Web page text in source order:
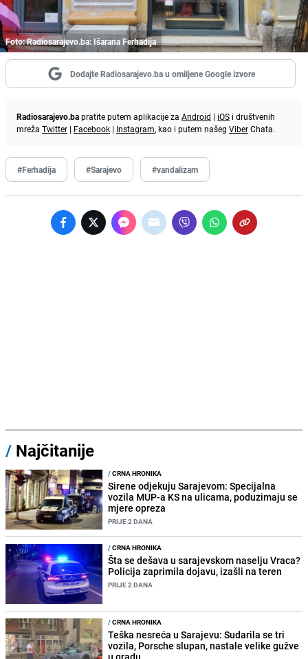
Foto: Radiosarajevo.ba: Išarana Ferhadija
Dodajte Radiosarajevo.ba u omiljene Google izvore
Radiosarajevo.bapratite putem aplikacije za Android | iOS i društvenih
mreža Twitter | Facebook | Instagram, kao i putem našeg ViberChata.
#Ferhadija #Sarajevo #vandalizam
/ Najčitanije
/CRNA HRONIKA
Sirene odjekuju Sarajevom: Specijalna
vozila MUP-a KS na ulicama, poduzimaju se
mjere opreza
PRIJE 2 DANA
/CRNA HRONIKA
Šta se dešava u sarajevskom naselju Vraca?
Policija zaprimila dojavu, izašli na teren
PRIJE 2 DANA
/CRNA HRONIKA
Teška nesreća u Sarajevu: Sudarila se tri
vozila, Porsche slupan, nastale velike gužve